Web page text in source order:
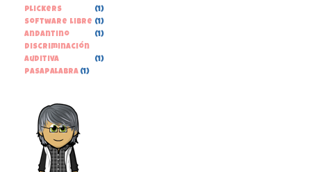
Plickers
(1)
Software libre (1)
andantino
(1)
discriminación
auditiva
(1)
pasapalabra (1)